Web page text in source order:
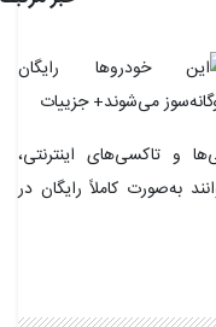
و تاکسی‌های اینترنتی،
نیز می‌توانند به‌صورت کاملاً رایگان در